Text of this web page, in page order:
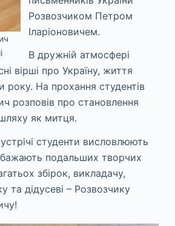
Розвозчиком Петром
Іларіоновичем.
В дружній атмосфері
вірші про Україну, життя
року. На прохання студентів
розповів про становлення
як митця.
студенти висловлюють
подальших творчих
збірок, викладачу,
та дідусеві – Розвозчику